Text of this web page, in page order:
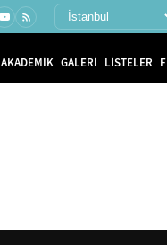
AKADEMİK GALERİ LİSTELER